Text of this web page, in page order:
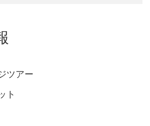
ツアー
ト